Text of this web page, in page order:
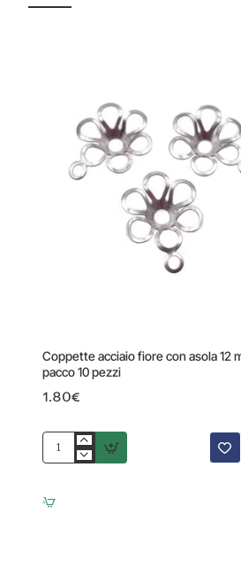
Coppette acciaio fiore con asola 12
pacco 10 pezzi
1.80€
Coppette
acciaio
con
asola